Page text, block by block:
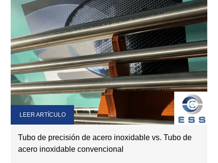
Tubo de precisión de acero inoxidable vs. Tubo de
acero inoxidable convencional
LEER ARTÍCULO